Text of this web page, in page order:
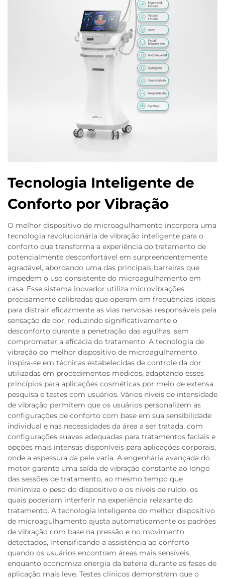
Tecnologia Inteligente de
Conforto por Vibração
O melhor dispositivo de microagulhamento incorpora uma
tecnologia revolucionária de vibração inteligente para o
conforto que transforma a experiência do tratamento de
potencialmente desconfortável em surpreendentemente
agradável, abordando uma das principais barreiras que
impedem o uso consistente do microagulhamento em
casa. Esse sistema inovador utiliza microvibrações
precisamente calibradas que operam em frequências ideais
para distrair eficazmente as vias nervosas responsáveis pela
sensação de dor, reduzindo significativamente o
desconforto durante a penetração das agulhas, sem
comprometer a eficácia do tratamento. A tecnologia de
vibração do melhor dispositivo de microagulhamento
inspira-se em técnicas estabelecidas de controle da dor
utilizadas em procedimentos médicos, adaptando esses
princípios para aplicações cosméticas por meio de extensa
pesquisa e testes com usuários. Vários níveis de intensidade
de vibração permitem que os usuários personalizem as
configurações de conforto com base em sua sensibilidade
individual e nas necessidades da área a ser tratada, com
configurações suaves adequadas para tratamentos faciais e
opções mais intensas disponíveis para aplicações corporais,
onde a espessura da pele varia. A engenharia avançada do
motor garante uma saída de vibração constante ao longo
das sessões de tratamento, ao mesmo tempo que
minimiza o peso do dispositivo e os níveis de ruído, os
quais poderiam interferir na experiência relaxante do
tratamento. A tecnologia inteligente do melhor dispositivo
de microagulhamento ajusta automaticamente os padrões
de vibração com base na pressão e no movimento
detectados, intensificando a assistência ao conforto
quando os usuários encontram áreas mais sensíveis,
enquanto economiza energia da bateria durante as fases de
aplicação mais leve. Testes clínicos demonstram que o